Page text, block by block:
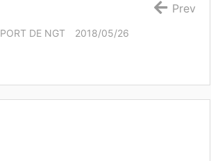
PORT DE NGT 2018/05/26
Prev